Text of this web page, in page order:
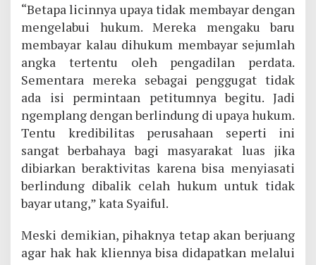
“Betapa licinnya upaya tidak membayar dengan
mengelabui hukum. Mereka mengaku baru
membayar kalau dihukum membayar sejumlah
angka tertentu oleh pengadilan perdata.
Sementara mereka sebagai penggugat tidak
ada isi permintaan petitumnya begitu. Jadi
ngemplang dengan berlindung di upaya hukum.
Tentu kredibilitas perusahaan seperti ini
sangat berbahaya bagi masyarakat luas jika
dibiarkan beraktivitas karena bisa menyiasati
berlindung dibalik celah hukum untuk tidak
bayar utang,” kata Syaiful.
Meski demikian, pihaknya tetap akan berjuang
agar hak hak kliennya bisa didapatkan melalui